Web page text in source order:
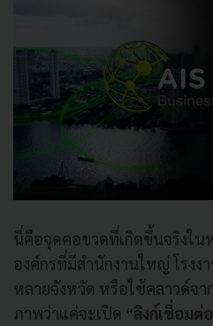
นี่คือจุดคอขวดที่เกิดขึ้นจริงใน
องค์กรที่มีสำนักงานใหญ่ โรงง
หลายจังหวัด หรือใช้คลาวด์จ
ภาพว่าแค่จะเปิด “ลิงก์เชื่อมต่